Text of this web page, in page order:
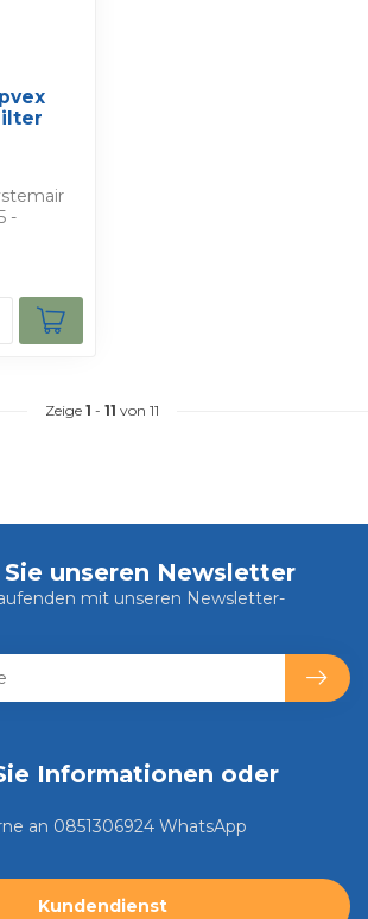
-
Zeige 1 - 11 von 11
Informationen oder
an 0851306924 WhatsApp
Kundendienst
unseren Newsletter
mit unseren Newsletter-